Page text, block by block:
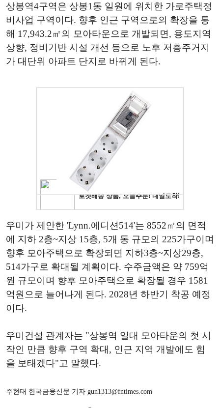
상봉역4구역은 상봉1동 일원에 위치한 가로주택정
비사업 구역이다. 향후 인근 구역으로의 확장을 통
해 17,943.2㎡의 모아타운으로 개발되면, 용도지역
상향, 정비기반 시설 개선 등으로 노후 저층주거지
가 대단위 아파트 단지로 바뀌게 된다.
우미가 제안한 'Lynn.에디션514'는 8552㎡의 면적
에 지하 2층~지상 15층, 5개 동 규모의 225가구이며
향후 모아주택으로 확장되면 지하3층~지상29층,
514가구로 확대될 계획이다. 수주금액은 약 759억
원 규모이며 향후 모아주택으로 확장될 경우 1581
억원으로 늘어나게 된다. 2028년 하반기 착공 예정
이다.
우미건설 관계자는 "상봉역 일대 모아타운의 첫 시
작인 만큼 향후 구역 확대, 인근 지역 개발에도 힘
을 보태겠다"고 말했다.
주현태 한국금융신문 기자 gun1313@fntimes.com